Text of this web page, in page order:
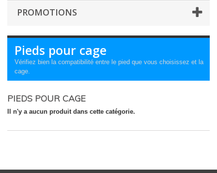
PROMOTIONS
Pieds pour cage
Vérifiez bien la compatibilité entre le pied que vous choisissez et la
cage.
PIEDS POUR CAGE
Il n'y a aucun produit dans cette catégorie.